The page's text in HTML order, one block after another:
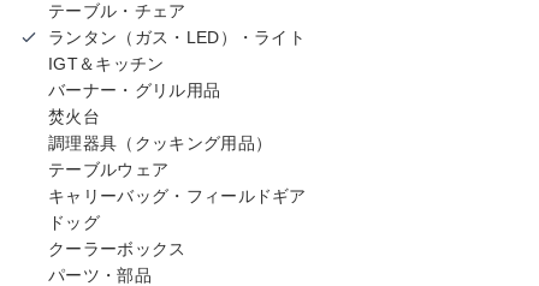
テーブル・チェア
ランタン（ガス・LED）・ライト
IGT＆キッチン
バーナー・グリル用品
焚火台
調理器具（クッキング用品）
テーブルウェア
キャリーバッグ・フィールドギア
ドッグ
クーラーボックス
パーツ・部品